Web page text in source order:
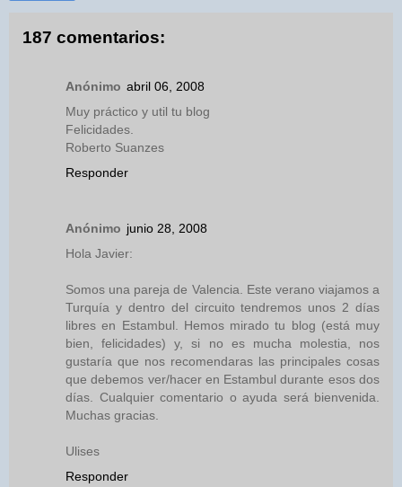
187 comentarios:
Anónimo abril 06, 2008
Muy práctico y util tu blog
Felicidades.
Roberto Suanzes
Responder
Anónimo junio 28, 2008
Hola Javier:
Somos una pareja de Valencia. Este verano viajamos a
Turquía y dentro del circuito tendremos unos 2 días
libres en Estambul. Hemos mirado tu blog (está muy
bien, felicidades) y, si no es mucha molestia, nos
gustaría que nos recomendaras las principales cosas
que debemos ver/hacer en Estambul durante esos dos
días. Cualquier comentario o ayuda será bienvenida.
Muchas gracias.
Ulises
Responder